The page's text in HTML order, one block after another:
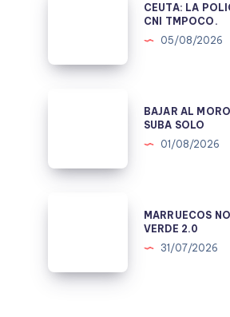
ES
CEUTA: LA
CNI TMPOCO.
05/08/2026
QUE
BAJAR AL
SUBA SOLO
01/08/2026
VERDE
MARRUECOS
VERDE 2.0
31/07/2026